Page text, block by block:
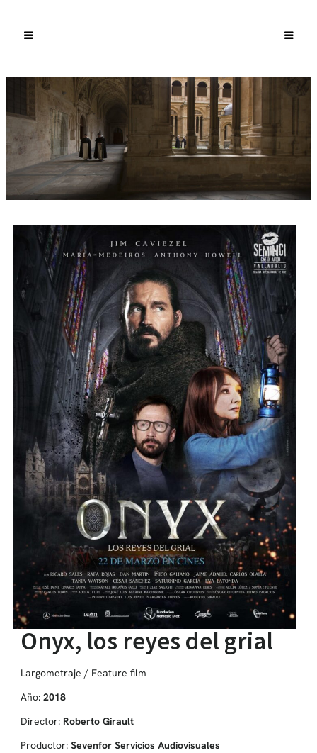
Onyx, los reyes del grial
Largometraje / Feature film
Año: 2018
Director: Roberto Girault
Productor: Sevenfor Servicios Audiovisuales